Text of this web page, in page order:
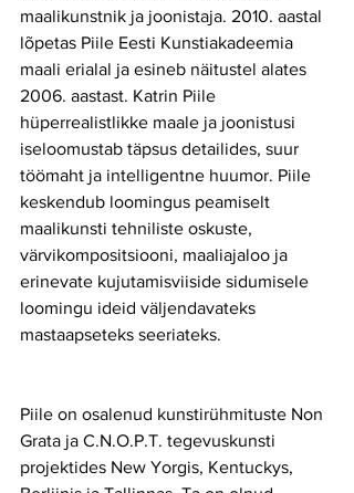
maalikunstnik ja joonistaja. 2010. aastal
lõpetas Piile Eesti Kunstiakadeemia
maali erialal ja esineb näitustel alates
2006. aastast. Katrin Piile
hüperrealistlikke maale ja joonistusi
iseloomustab täpsus detailides, suur
töömaht ja intelligentne huumor. Piile
keskendub loomingus peamiselt
maalikunsti tehniliste oskuste,
värvikompositsiooni, maaliajaloo ja
erinevate kujutamisviiside sidumisele
loomingu ideid väljendavateks
mastaapseteks seeriateks.
Piile on osalenud kunstirühmituste Non
Grata ja C.N.O.P.T. tegevuskunsti
projektides New Yorgis, Kentuckys,